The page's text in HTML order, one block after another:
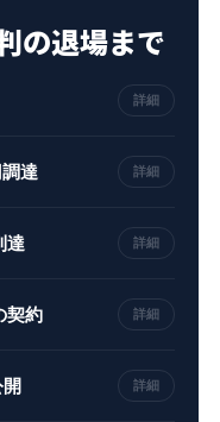
の退場まで
詳細
がMITを1年で中退
を受けてScale AIを
わばデータの仕分け
達 詳細
大手AI企業が次々と
教えるデータ——人
元として、業界の
達 詳細
を調達。創業5年で1
こもScale AIのデー
です。
契約 詳細
ートナーに選ばれ、
を構築。シリコンバ
詳細